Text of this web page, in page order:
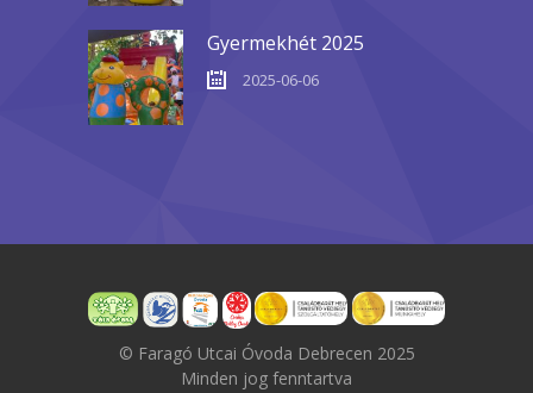
Gyermekhét 2025
2025-06-06
© Faragó Utcai Óvoda Debrecen 2025
Minden jog fenntartva